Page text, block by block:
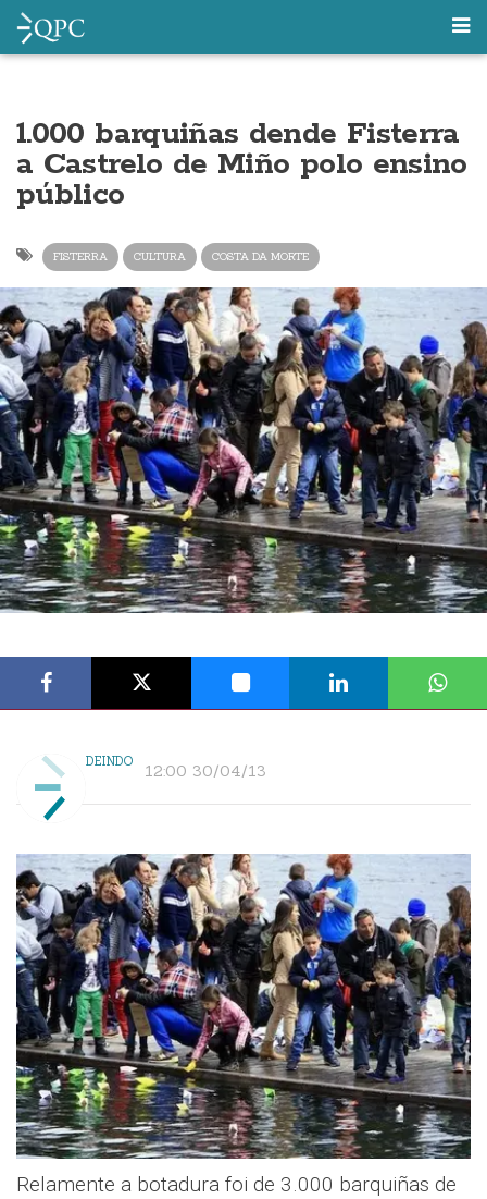
1.000 barquiñas dende Fisterra
a Castrelo de Miño polo ensino
público
FISTERRA CULTURA COSTA DA MORTE
DEINDO 12:00 30/04/13
Relamente a botadura foi de 3.000 barquiñas de